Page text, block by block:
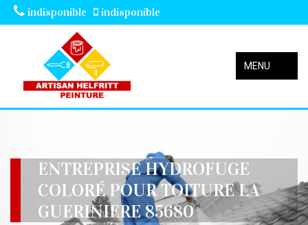
indisponible indisponible
MENU
ENTREPRISE HYDROFUGE
COLORÉ POUR TOITURE LA
GUERINIERE 85680